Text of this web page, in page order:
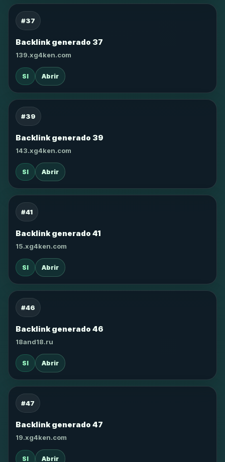
#37
Backlink generado 37
139.xg4ken.com
SI Abrir
#39
Backlink generado 39
143.xg4ken.com
SI Abrir
#41
Backlink generado 41
15.xg4ken.com
SI Abrir
#46
Backlink generado 46
18and18.ru
SI Abrir
#47
Backlink generado 47
19.xg4ken.com
SI Abrir